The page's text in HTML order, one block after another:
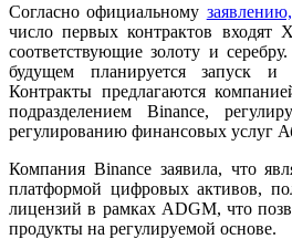
Согласно официальному
число первых контрактов
соответствующие золоту и
будущем планируется запуск
Контракты предлагаются
подразделением Binance,
регулированию финансовых услуг
Компания Binance заявила, что
платформой цифровых активов,
лицензий в рамках ADGM, что
продукты на регулируемой основе.